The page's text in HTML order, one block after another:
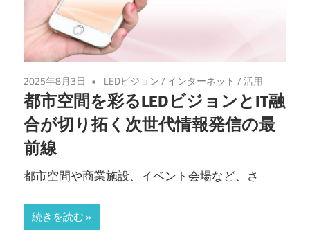
2025年8月3日 LEDビジョン/ インターネット /活用
都市空間を彩るLEDビジョンとIT融
合が切り拓く次世代情報発信の最
前線
都市空間や商業施設、イベント会場など、さ
続きを読む